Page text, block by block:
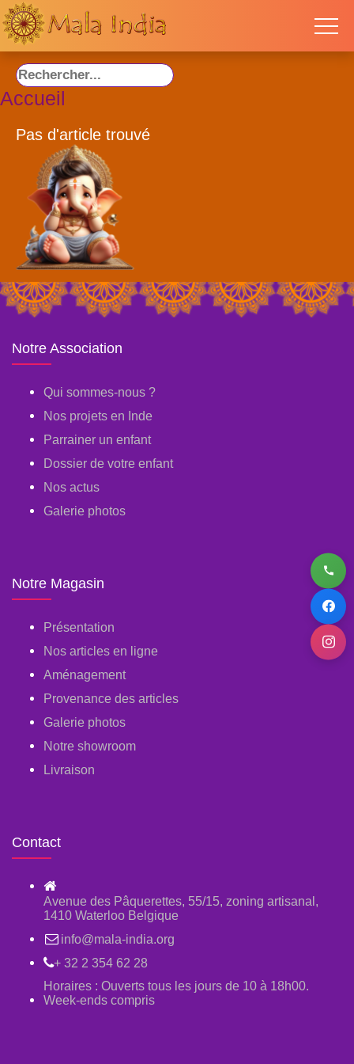
Accueil
Pas d'article trouvé
Notre Association
Qui sommes-nous ?
Nos projets en Inde
Parrainer un enfant
Dossier de votre enfant
Nos actus
Galerie photos
Notre Magasin
Présentation
Nos articles en ligne
Aménagement
Provenance des articles
Galerie photos
Notre showroom
Livraison
Contact
Avenue des Pâquerettes, 55/15, zoning artisanal,
1410 Waterloo Belgique
info@mala-india.org
+ 32 2 354 62 28
Horaires : Ouverts tous les jours de 10 à 18h00.
Week-ends compris